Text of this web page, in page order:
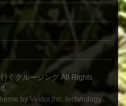
くクルージング All Rights
byVektor,Inc. technology.